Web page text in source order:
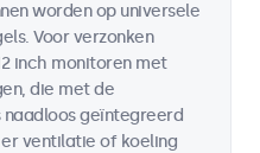
worden op universele
Voor verzonken
inch monitoren met
die met de
geïntegreerd
ventilatie of koeling